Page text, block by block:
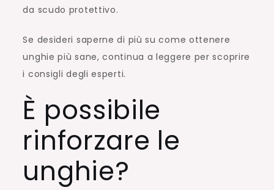
da scudo protettivo.
Se desideri saperne di più su come ottenere
unghie più sane, continua a leggere per scoprire
i consigli degli esperti.
È possibile
rinforzare le
unghie?